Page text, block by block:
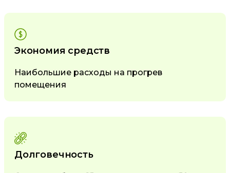
Экономия средств
Наибольшие расходы на прогрев
помещения
Долговечность